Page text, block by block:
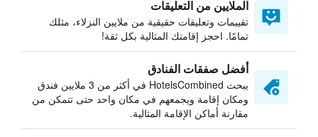
الملايين من التعليقات
تقييمات وتعليقات حقيقية من ملايين النزلاء، مثلك
تمامًا. احجز إقامتك المثالية بكل ثقة!
أفضل صفقات الفنادق
يبحث HotelsCombined في أكثر من 3 ملايين فندق
ومكان إقامة ويجمعهم في مكان واحد حتى تتمكن من
مقارنة أماكن الإقامة المثالية.